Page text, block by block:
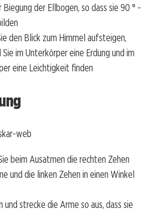
der Ellbogen, so dass sie 90 ° -
den Blick zum Himmel aufsteigen,
im Unterkörper eine Erdung und im
eine Leichtigkeit finden
beim Ausatmen die rechten Zehen
und die linken Zehen in einen Winkel
und strecke die Arme so aus, dass sie